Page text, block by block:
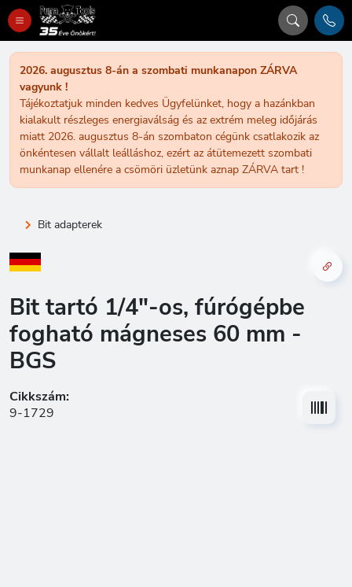
2026. augusztus 8-án a szombati munkanapon ZÁRVA
vagyunk !
Tájékoztatjuk minden kedves Ügyfelünket, hogy a hazánkban
kialakult részleges energiaválság és az extrém meleg időjárás
miatt 2026. augusztus 8-án szombaton cégünk csatlakozik az
önkéntesen vállalt leálláshoz, ezért az átütemezett szombati
munkanap ellenére a csömöri üzletünk aznap ZÁRVA tart !
Bit adapterek
Bit tartó 1/4"-os, fúrógépbe
fogható mágneses 60 mm -
BGS
Cikkszám:
9-1729